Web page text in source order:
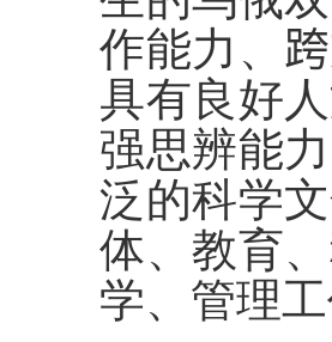
作能力、
具有良好
强思辨能
泛的科学
体、教育
学、管理